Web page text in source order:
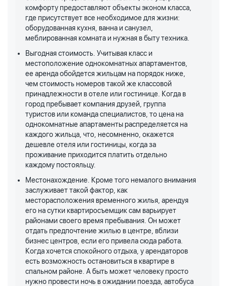
комфорту предоставляют объекты эконом класса,
где присутствует все необходимое для жизни:
оборудованная кухня, ванна и санузел,
меблированная комната и нужная в быту техника.
Выгодная стоимость. Учитывая класс и
местоположение однокомнатных апартаментов,
ее аренда обойдется жильцам на порядок ниже,
чем стоимость номеров такой же классовой
принадлежности в отеле или гостинице. Когда в
город пребывает компания друзей, группа
туристов или команда специалистов, то цена на
однокомнатные апартаменты распределяется на
каждого жильца, что, несомненно, окажется
дешевле отеля или гостиницы, когда за
проживание приходится платить отдельно
каждому постояльцу.
Местонахождение. Кроме того немалого внимания
заслуживает такой фактор, как
месторасположения временного жилья, арендуя
его на сутки квартиросъемщик сам варьирует
районами своего время пребывания. Он может
отдать предпочтение жилью в центре, вблизи
бизнес центров, если его привела сюда работа.
Когда хочется спокойного отдыха, у арендаторов
есть возможность остановиться в квартире в
спальном районе. А быть может человеку просто
нужно провести ночь в ожидании поезда, автобуса